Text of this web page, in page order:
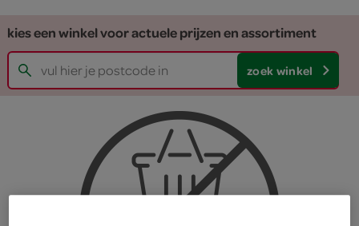
kies een winkel voor actuele prijzen en assortiment
zoek winkel